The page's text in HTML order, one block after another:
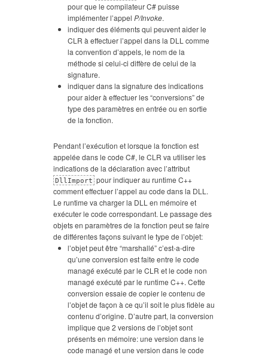
pour que le compilateur C# puisse
implémenter l’appel P/Invoke.
indiquer des éléments qui peuvent aider le
CLR à effectuer l’appel dans la DLL comme
la convention d’appels, le nom de la
méthode si celui-ci diffère de celui de la
signature.
indiquer dans la signature des indications
pour aider à effectuer les “conversions” de
type des paramètres en entrée ou en sortie
de la fonction.
Pendant l’exécution et lorsque la fonction est
appelée dans le code C#, le CLR va utiliser les
indications de la déclaration avec l’attribut
DllImport pour indiquer au runtime C++
comment effectuer l’appel au code dans la DLL.
Le runtime va charger la DLL en mémoire et
exécuter le code correspondant. Le passage des
objets en paramètres de la fonction peut se faire
de différentes façons suivant le type de l’objet:
l’objet peut être “marshallé” c’est-a-dire
qu’une conversion est faite entre le code
managé exécuté par le CLR et le code non
managé exécuté par le runtime C++. Cette
conversion essaie de copier le contenu de
l’objet de façon à ce qu’il soit le plus fidèle au
contenu d’origine. D’autre part, la conversion
implique que 2 versions de l’objet sont
présents en mémoire: une version dans le
code managé et une version dans le code